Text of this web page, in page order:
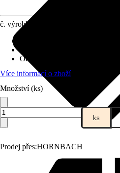
Prodej přes:HORNBACH
č. výrobku
Odolnost proti otěru za mokra
Více informací o zboží
Množství (ks)
ks